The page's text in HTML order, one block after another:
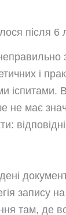
після 6
і
іспитами.
не має
запису
там, де